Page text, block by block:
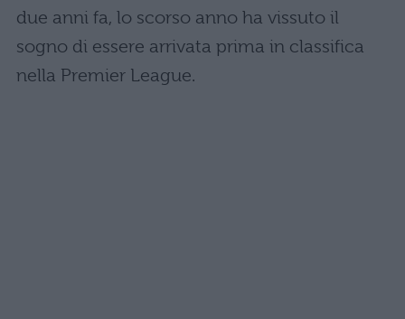
due anni fa, lo scorso anno ha vissuto il
sogno di essere arrivata prima in classifica
nella Premier League.